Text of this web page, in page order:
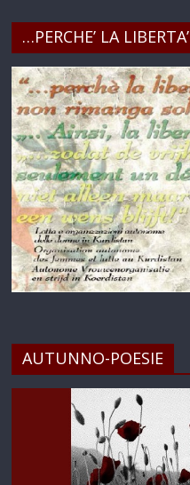
…PERCHE’ LA LIBERTA’
AUTUNNO-POESIE